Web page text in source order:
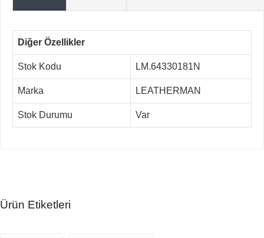
Diğer Özellikler
Stok Kodu LM.64330181N
Marka LEATHERMAN
Stok Durumu Var
Ürün Etiketleri